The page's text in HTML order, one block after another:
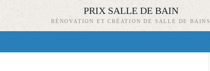
PRIX SALLE DE BAIN
RÉNOVATION ET CRÉATION DE SALLE DE BAINS